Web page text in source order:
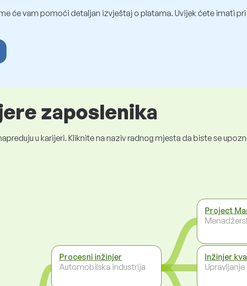
će vam pomoći detaljan izvještaj o platama. Uvijek ćete imati
zaposlenika
u karijeri. Kliknite na naziv radnog mjesta da biste se
Procesni inžinjer
Automobilska industrija
Project
Inžinjer